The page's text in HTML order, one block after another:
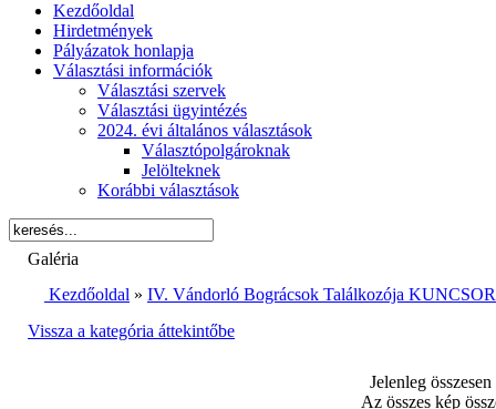
Kezdőoldal
Hirdetmények
Pályázatok honlapja
Választási információk
Választási szervek
Választási ügyintézés
2024. évi általános választások
Választópolgároknak
Jelölteknek
Korábbi választások
Galéria
Kezdőoldal » IV. Vándorló Bográcsok Találkozója
Vissza a kategória áttekintőbe
Jelenleg
Az összes kép